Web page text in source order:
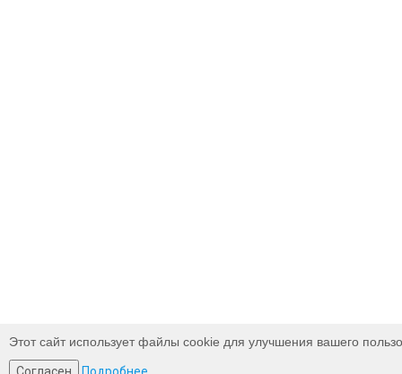
Этот сайт использует файлы cookie для улучшения вашего